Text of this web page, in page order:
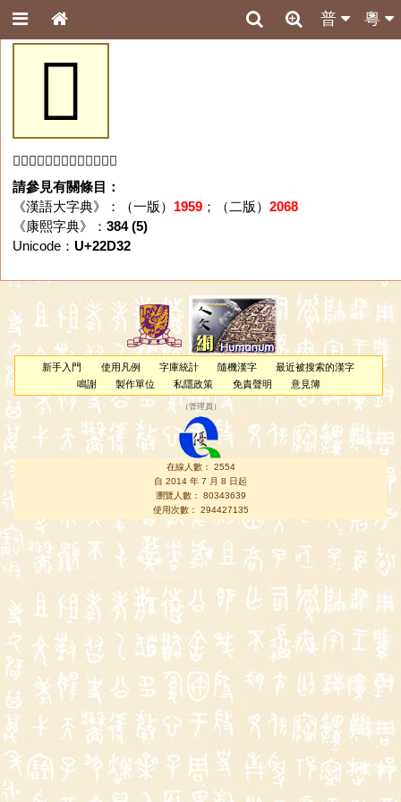
粵
普
𢴲
「𢴲」字未收錄於本資料庫。
請參見有關條目：
《漢語大字典》：（一版） 1959；（二版） 2068
《康熙字典》： 384 (5)
Unicode： U+22D32
新手入門 使用凡例 字庫統計 隨機漢字
最近被搜索的漢字
鳴謝
製作單位 私隱政策 免責聲明 意見簿
（管理員 ）
在線人數： 2554
自 2014 年 7 月 8 日起
瀏覽人數： 80343639
使用次數： 294427135